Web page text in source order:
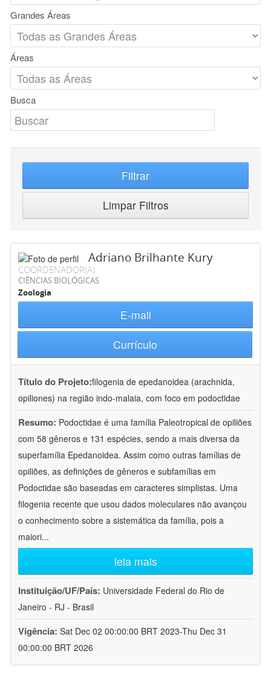
Grandes Áreas
Áreas
Busca
Filtrar
Limpar Filtros
Adriano Brilhante Kury
COORDENADOR(A)
CIÊNCIAS BIOLÓGICAS
Zoologia
E-mail
Currículo
Título do Projeto:filogenia de epedanoidea (arachnida,
opiliones) na região indo-malaia, com foco em podoctidae
Resumo: Podoctidae é uma família Paleotropical de opiliões
com 58 gêneros e 131 espécies, sendo a mais diversa da
superfamília Epedanoidea. Assim como outras famílias de
opiliões, as definições de gêneros e subfamílias em
Podoctidae são baseadas em caracteres simplistas. Uma
filogenia recente que usou dados moleculares não avançou
o conhecimento sobre a sistemática da família, pois a
maiori...
leia mais
Instituição/UF/País: Universidade Federal do Rio de
Janeiro - RJ - Brasil
Vigência: Sat Dec 02 00:00:00 BRT 2023-Thu Dec 31
00:00:00 BRT 2026